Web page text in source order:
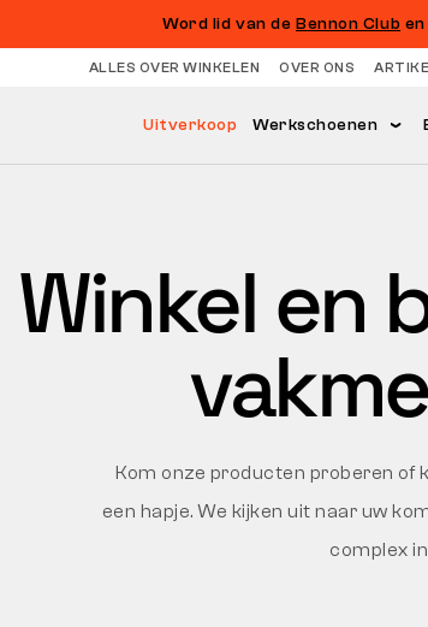
Word lid van de Bennon Club
ALLES OVER WINKELEN OVER ONS
Uitverkoop Werkschoenen
Winkel en
Kom onze producten proberen of
een hapje. We kijken uit naar uw
complex